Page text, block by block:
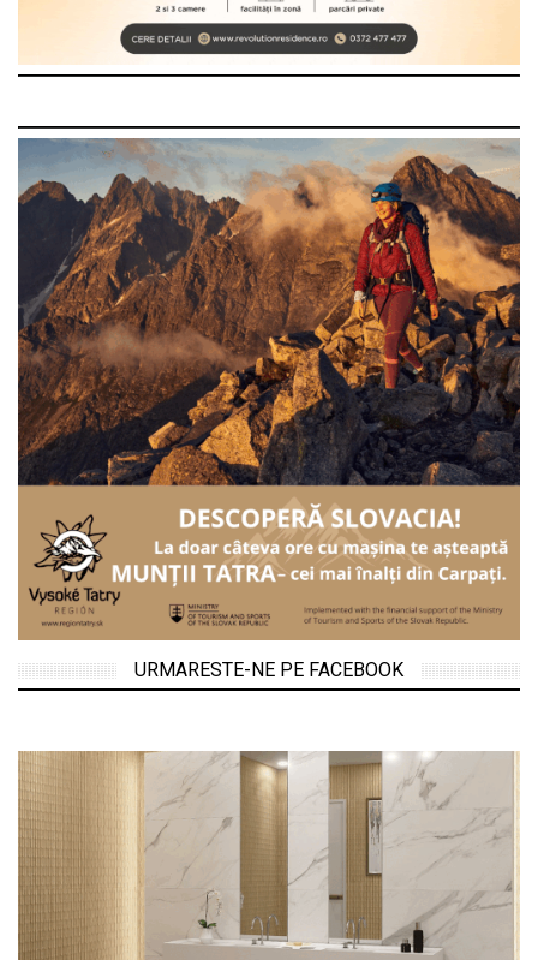
URMARESTE-NE PE FACEBOOK